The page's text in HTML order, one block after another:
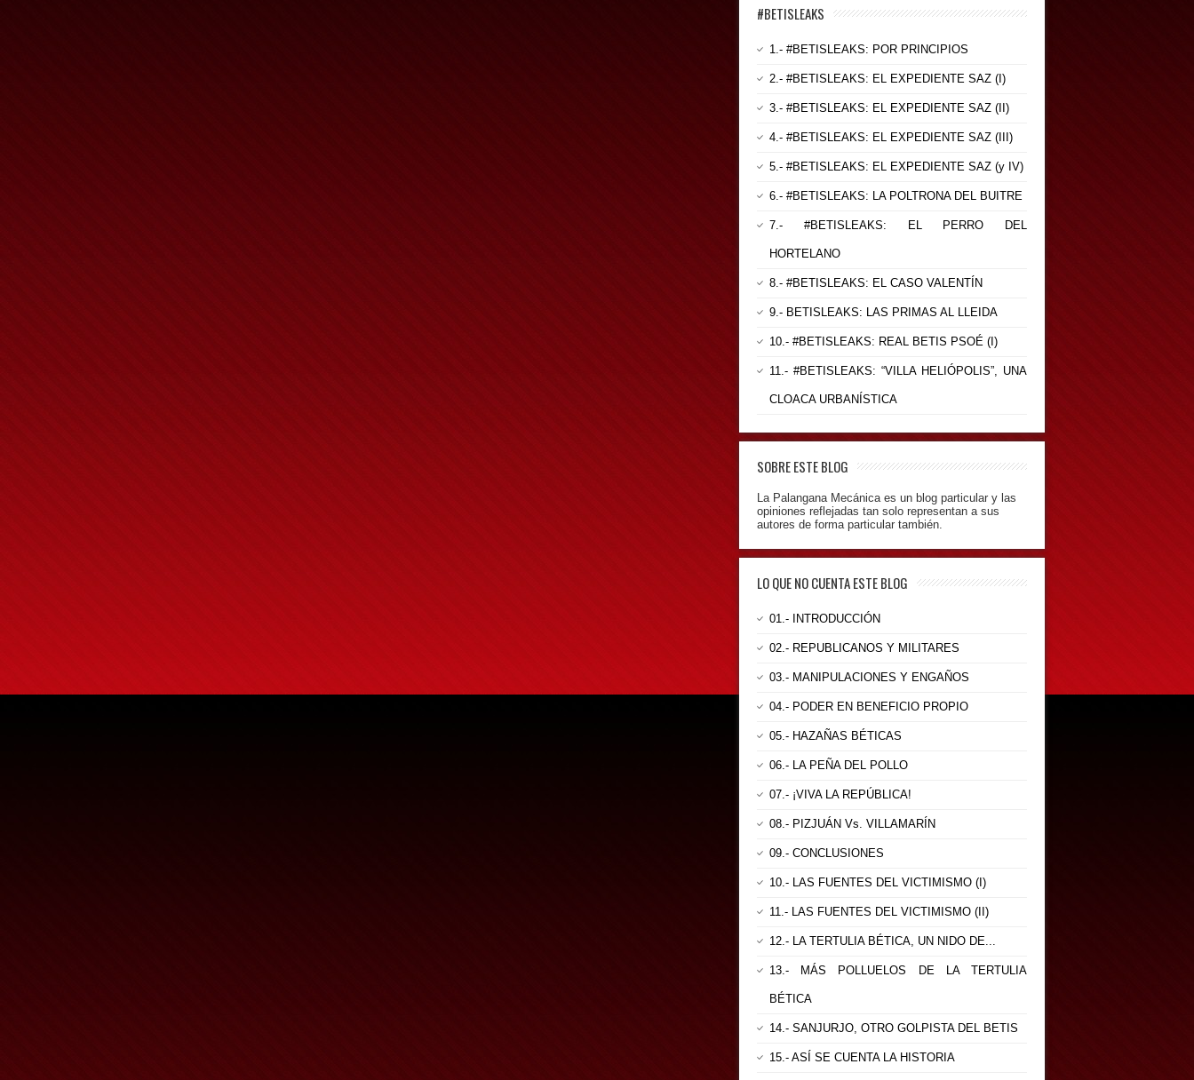
#BETISLEAKS
1.- #BETISLEAKS: POR PRINCIPIOS
2.- #BETISLEAKS: EL EXPEDIENTE SAZ (I)
3.- #BETISLEAKS: EL EXPEDIENTE SAZ (II)
4.- #BETISLEAKS: EL EXPEDIENTE SAZ (III)
5.- #BETISLEAKS: EL EXPEDIENTE SAZ (y IV)
6.- #BETISLEAKS: LA POLTRONA DEL BUITRE
7.- #BETISLEAKS: EL PERRO DEL
HORTELANO
8.- #BETISLEAKS: EL CASO VALENTÍN
9.- BETISLEAKS: LAS PRIMAS AL LLEIDA
10.- #BETISLEAKS: REAL BETIS PSOÉ (I)
11.- #BETISLEAKS: “VILLA HELIÓPOLIS”, UNA
CLOACA URBANÍSTICA
SOBRE ESTE BLOG
La Palangana Mecánica es un blog particular y las
opiniones reflejadas tan solo representan a sus
autores de forma particular también.
LO QUE NO CUENTA ESTE BLOG
01.- INTRODUCCIÓN
02.- REPUBLICANOS Y MILITARES
03.- MANIPULACIONES Y ENGAÑOS
04.- PODER EN BENEFICIO PROPIO
05.- HAZAÑAS BÉTICAS
06.- LA PEÑA DEL POLLO
07.- ¡VIVA LA REPÚBLICA!
08.- PIZJUÁN Vs. VILLAMARÍN
09.- CONCLUSIONES
10.- LAS FUENTES DEL VICTIMISMO (I)
11.- LAS FUENTES DEL VICTIMISMO (II)
12.- LA TERTULIA BÉTICA, UN NIDO DE...
13.- MÁS POLLUELOS DE LA TERTULIA
BÉTICA
14.- SANJURJO, OTRO GOLPISTA DEL BETIS
15.- ASÍ SE CUENTA LA HISTORIA